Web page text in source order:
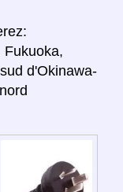
Fukuoka,
d'Okinawa-